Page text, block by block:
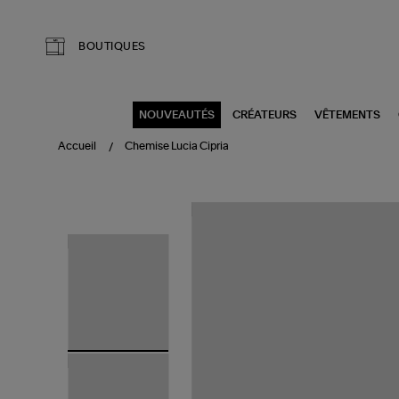
BOUTIQUES
NOUVEAUTÉS CRÉATEURS VÊTEMENTS
Accueil Chemise Lucia Cipria